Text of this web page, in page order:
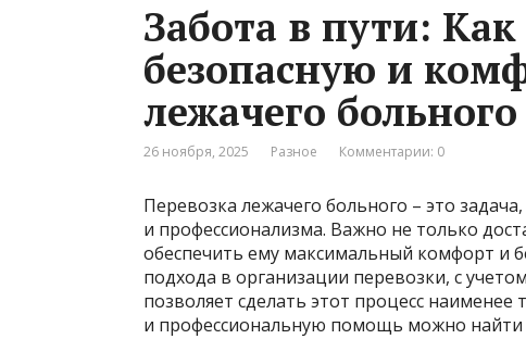
Забота в пути: Как
безопасную и
лежачего больного
26 ноября, 2025 Разное Комментарии: 0
Перевозка лежачего больного – это
и профессионализма. Важно не только
обеспечить ему максимальный комфорт и
подхода в организации перевозки, с
позволяет сделать этот процесс
и профессиональную помощь можно найти